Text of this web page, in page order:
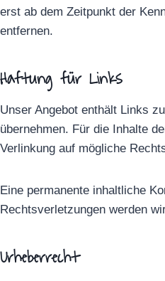
erst ab dem Zeitpunkt der
entfernen.
Haftung für Links
Unser Angebot enthält Links
übernehmen. Für die Inhalte
Verlinkung auf mögliche
Eine permanente inhaltliche
Rechtsverletzungen werden
Urheberrecht